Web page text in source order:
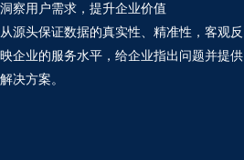
洞察用户需求，提升企业价值
从源头保证数据的真实性、精准性，客观反
映企业的服务水平，给企业指出问题并提供
解决方案。